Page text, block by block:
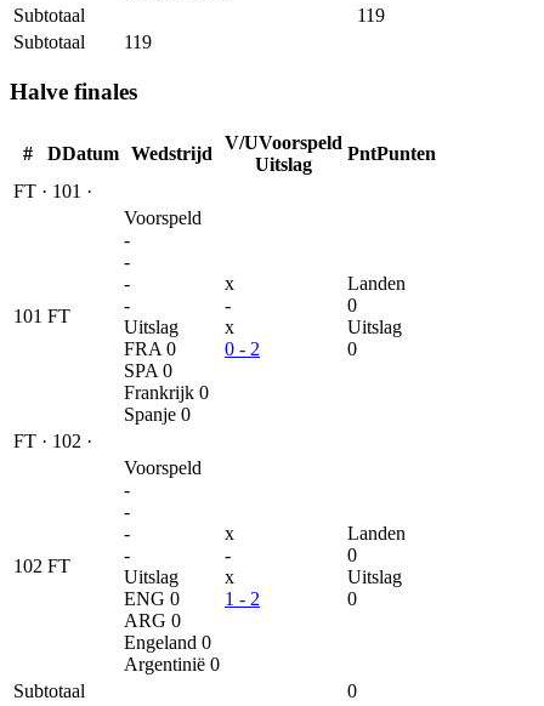
Subtotaal
119
Subtotaal
119
Halve finales
# DDatum Wedstrijd
V/UVoorspeld
Uitslag
PntPunten
FT · 101 ·
101 FT
Voorspeld
-
-
-
-
Uitslag
FRA 0
SPA 0
Frankrijk 0
Spanje 0
x
-
x
0 - 2
Landen
0
Uitslag
0
FT · 102 ·
102 FT
Voorspeld
-
-
-
-
Uitslag
ENG 0
ARG 0
Engeland 0
Argentinië 0
x
-
x
1 - 2
Landen
0
Uitslag
0
Subtotaal
0